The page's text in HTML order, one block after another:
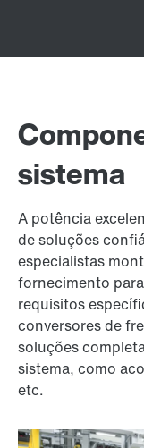
sistema
A potência
de soluções
especialistas
fornecimento
requisitos
conversores de
soluções
sistema, como
etc.